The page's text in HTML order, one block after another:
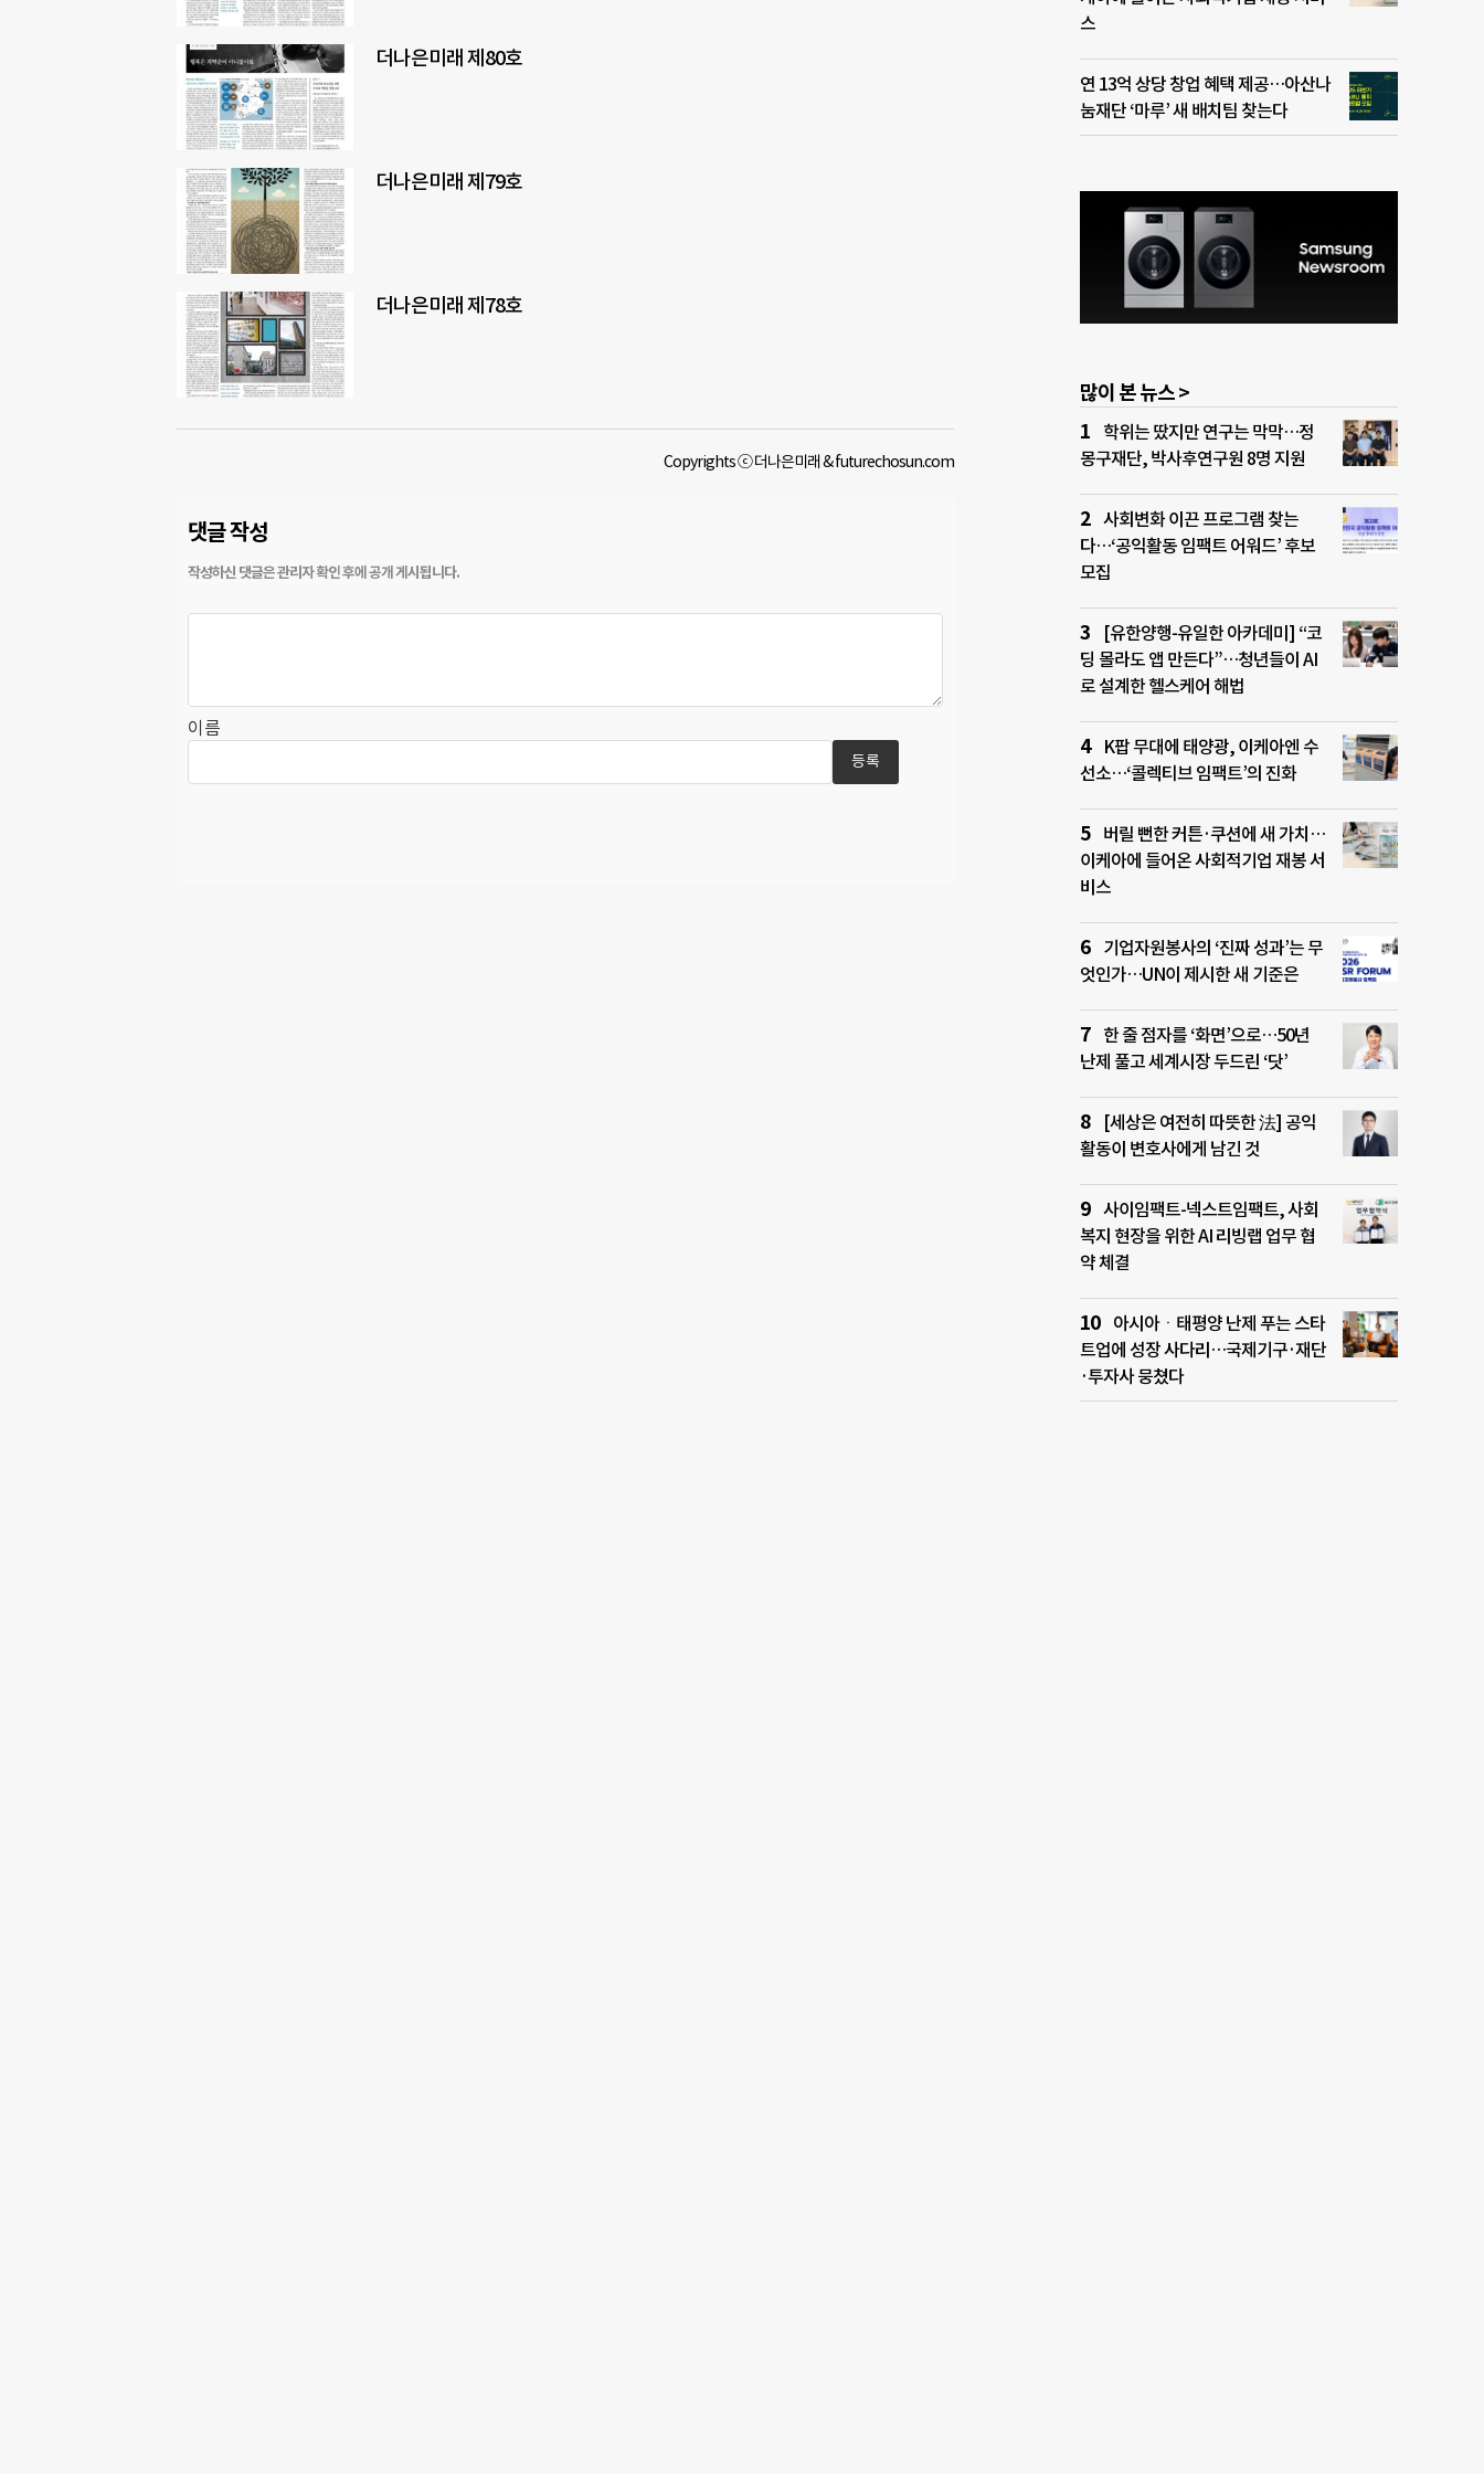
더나은미래 제80호
더나은미래 제79호
더나은미래 제78호
Copyrights ⓒ 더나은미래 & futurechosun.com
댓글 작성
이름
스
연 13억 상당 창업 혜택 제공…아산나
눔재단 ‘마루’ 새 배치팀 찾는다
많이 본 뉴스 >
학위는 땄지만 연구는 막막…정
몽구재단, 박사후연구원 8명 지원
사회변화 이끈 프로그램 찾는
다…‘공익활동 임팩트 어워드’ 후보
모집
[유한양행-유일한 아카데미] “코
딩 몰라도 앱 만든다”…청년들이 AI
로 설계한 헬스케어 해법
K팝 무대에 태양광, 이케아엔 수
선소…‘콜렉티브 임팩트’의 진화
버릴 뻔한 커튼·쿠션에 새 가치…
이케아에 들어온 사회적기업 재봉 서
비스
기업자원봉사의 ‘진짜 성과’는 무
엇인가…UN이 제시한 새 기준은
한 줄 점자를 ‘화면’으로…50년
난제 풀고 세계시장 두드린 ‘닷’
[세상은 여전히 따뜻한 法] 공익
활동이 변호사에게 남긴 것
사이임팩트-넥스트임팩트, 사회
복지 현장을 위한 AI 리빙랩 업무 협
약 체결
아시아ㆍ태평양 난제 푸는 스타
트업에 성장 사다리…국제기구·재단
·투자사 뭉쳤다